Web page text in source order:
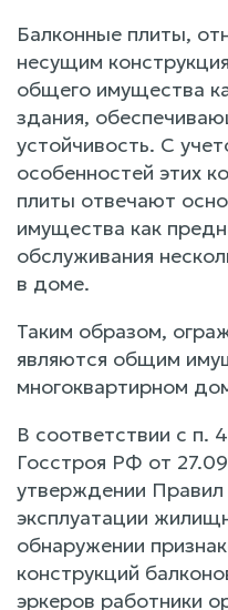
Балконные плиты,
несущим
общего имущества
здания,
устойчивость. С
особенностей этих
плиты отвечают
имущества как
обслуживания
в доме.
Таким образом,
являются общим
многоквартирном
В соответствии с п.
Госстроя РФ от
утверждении Правил
эксплуатации
обнаружении
конструкций
эркеров работники